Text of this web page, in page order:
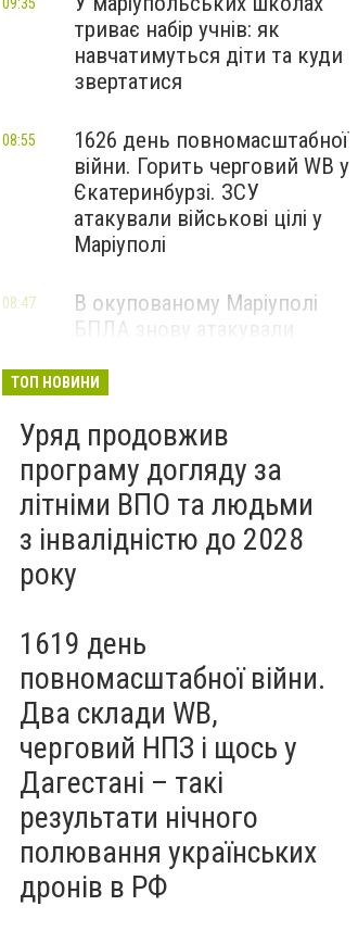
триває набір учнів: як
навчатимуться діти та куди
звертатися
1626 день повномасштабної
війни. Горить черговий WB у
Єкатеринбурзі. ЗСУ
атакували військові цілі у
Маріуполі
08:55
В окупованому Маріуполі
БПЛА знову атакували
— ВІДЕО
08:47
ТОП НОВИНИ
Уряд продовжив
програму догляду за
літніми ВПО та людьми
з інвалідністю до 2028
року
1619 день
повномасштабної війни.
Два склади WB,
черговий НПЗ і щось у
Дагестані – такі
результати нічного
полювання українських
дронів в РФ